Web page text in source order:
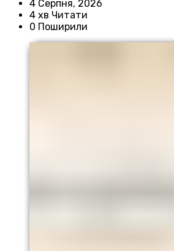
4 Серпня, 2026
4 хв Читати
0 Поширили